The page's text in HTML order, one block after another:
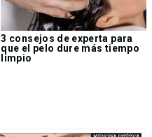
3 consejos de experta para
que el pelo dure más tiempo
limpio